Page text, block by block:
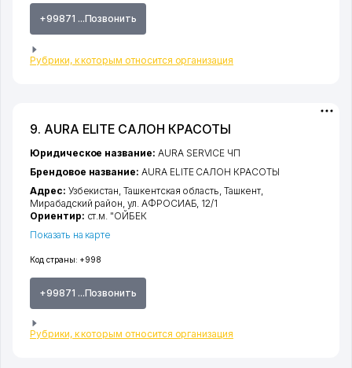
+99871 ...Позвонить
Рубрики, к которым относится организация
9. AURA ELITE САЛОН КРАСОТЫ
Код страны: +998
+99871 ...Позвонить
Рубрики, к которым относится организация
Юридическое название: AURA SERVICE ЧП
Брендовое название: AURA ELITE САЛОН КРАСОТЫ
Адрес: Узбекистан,Ташкентская область ,Ташкент,
Мирабадский район ,ул. АФРОСИАБ , 12/1
Ориентир: ст.м. "ОЙБЕК
Показать на карте